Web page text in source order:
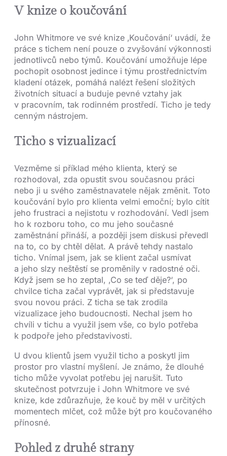
V knize o koučování
John Whitmore ve své knize ‚Koučování‘ uvádí, že
práce s tichem není pouze o zvyšování výkonnosti
jednotlivců nebo týmů. Koučování umožňuje lépe
pochopit osobnost jedince i týmu prostřednictvím
kladení otázek, pomáhá nalézt řešení složitých
životních situací a buduje pevné vztahy jak
v pracovním, tak rodinném prostředí. Ticho je tedy
cenným nástrojem.
Ticho s vizualizací
Vezměme si příklad mého klienta, který se
rozhodoval, zda opustit svou současnou práci
nebo ji u svého zaměstnavatele nějak změnit. Toto
koučování bylo pro klienta velmi emoční; bylo cítit
jeho frustraci a nejistotu v rozhodování. Vedl jsem
ho k rozboru toho, co mu jeho současné
zaměstnání přináší, a později jsem diskusi převedl
na to, co by chtěl dělat. A právě tehdy nastalo
ticho. Vnímal jsem, jak se klient začal usmívat
a jeho slzy neštěstí se proměnily v radostné oči.
Když jsem se ho zeptal, ‚Co se teď děje?‘, po
chvilce ticha začal vyprávět, jak si představuje
svou novou práci. Z ticha se tak zrodila
vizualizace jeho budoucnosti. Nechal jsem ho
chvíli v tichu a využil jsem vše, co bylo potřeba
k podpoře jeho představivosti.
U dvou klientů jsem využil ticho a poskytl jim
prostor pro vlastní myšlení. Je známo, že dlouhé
ticho může vyvolat potřebu jej narušit. Tuto
skutečnost potvrzuje i John Whitmore ve své
knize, kde zdůrazňuje, že kouč by měl v určitých
momentech mlčet, což může být pro koučovaného
přínosné.
Pohled z druhé strany